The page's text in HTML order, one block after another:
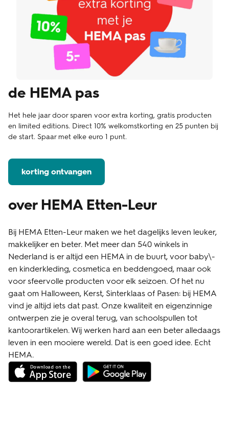
de HEMA pas
Het hele jaar door sparen voor extra korting, gratis producten
en limited editions. Direct 10% welkomstkorting en 25 punten bij
de start. Spaar met elke euro 1 punt.
korting ontvangen
over HEMA Etten-Leur
Bij HEMA Etten-Leur maken we het dagelijks leven leuker,
makkelijker en beter. Met meer dan 540 winkels in
Nederland is er altijd een HEMA in de buurt, voor baby\-
en kinderkleding, cosmetica en beddengoed, maar ook
voor sfeervolle producten voor elk seizoen. Of het nu
gaat om Halloween, Kerst, Sinterklaas of Pasen: bij HEMA
vind je altijd iets dat past. Onze kwaliteit en eigenzinnige
ontwerpen zie je overal terug, van schoolspullen tot
kantoorartikelen. Wij werken hard aan een beter alledaags
leven in een mooiere wereld. Dat is een goed idee. Echt
HEMA.